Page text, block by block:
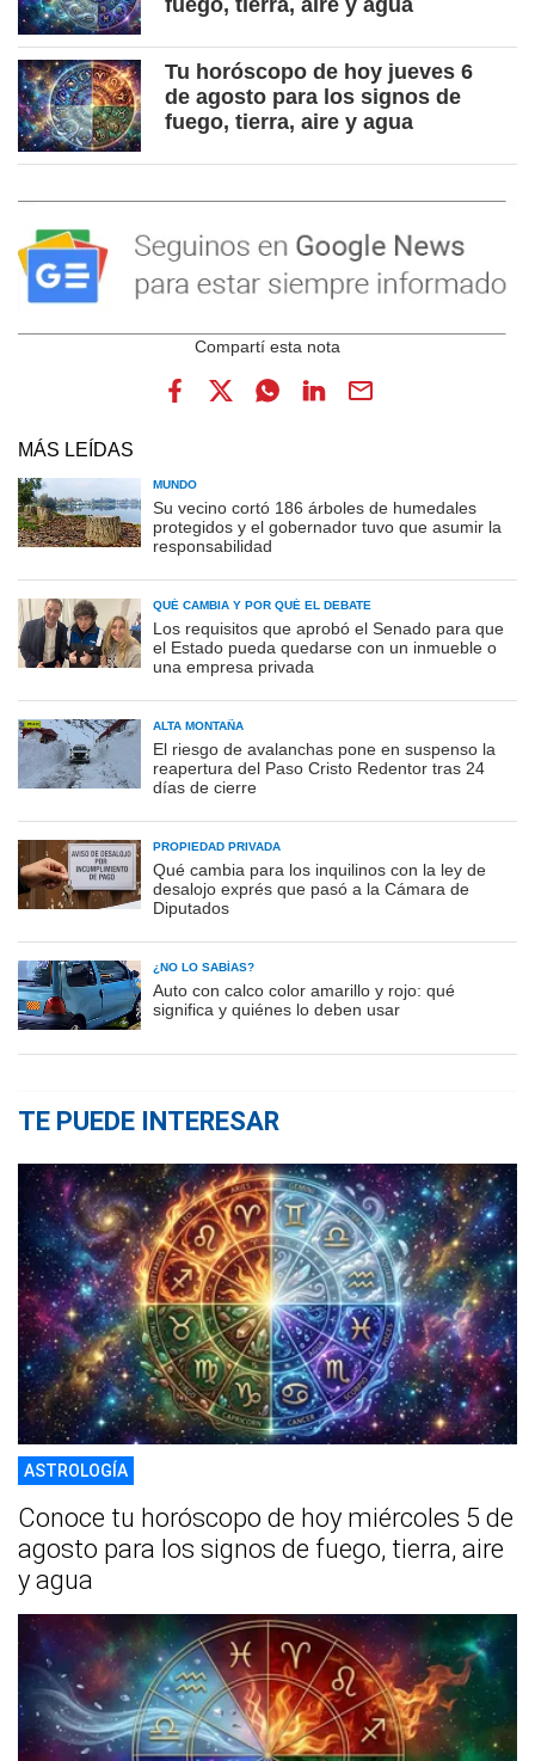
Tu horóscopo de hoy jueves 6
de agosto para los signos de
fuego, tierra, aire y agua
MÁS LEÍDAS
MUNDO
Su vecino cortó 186 árboles de humedales
protegidos y el gobernador tuvo que asumir la
responsabilidad
QUÉ CAMBIA Y POR QUÉ EL DEBATE
Los requisitos que aprobó el Senado para que
el Estado pueda quedarse con un inmueble o
una empresa privada
ALTA MONTAÑA
El riesgo de avalanchas pone en suspenso la
reapertura del Paso Cristo Redentor tras 24
días de cierre
PROPIEDAD PRIVADA
Qué cambia para los inquilinos con la ley de
desalojo exprés que pasó a la Cámara de
Diputados
¿NO LO SABÍAS?
Auto con calco color amarillo y rojo: qué
significa y quiénes lo deben usar
TE PUEDE INTERESAR
ASTROLOGÍA
Conoce tu horóscopo de hoy miércoles 5 de
agosto para los signos de fuego, tierra, aire
y agua